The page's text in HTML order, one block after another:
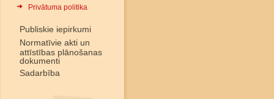
Privātuma politika
Publiskie iepirkumi
Normatīvie akti un
attīstības plānošanas
dokumenti
Sadarbība